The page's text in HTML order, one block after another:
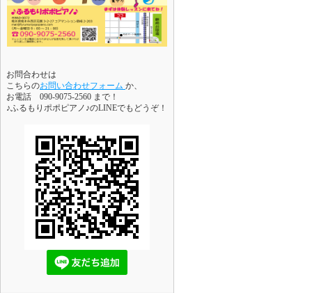
お問合わせは
こちらのお問い合わせフォーム か、
お電話 090-9075-2560 まで！
♪ふるもりポポピアノ♪のLINEでもどうぞ！